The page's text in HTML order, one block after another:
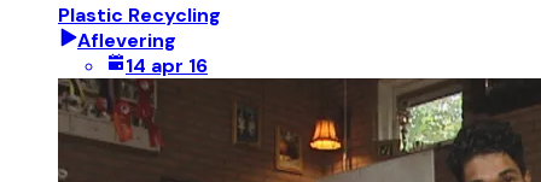
Plastic Recycling
Aflevering
14 apr 16